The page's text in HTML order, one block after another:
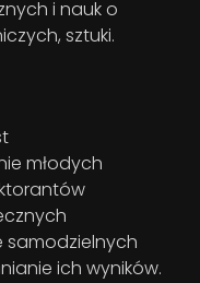
i nauk o
sztuki.
młodych
ich wyników.